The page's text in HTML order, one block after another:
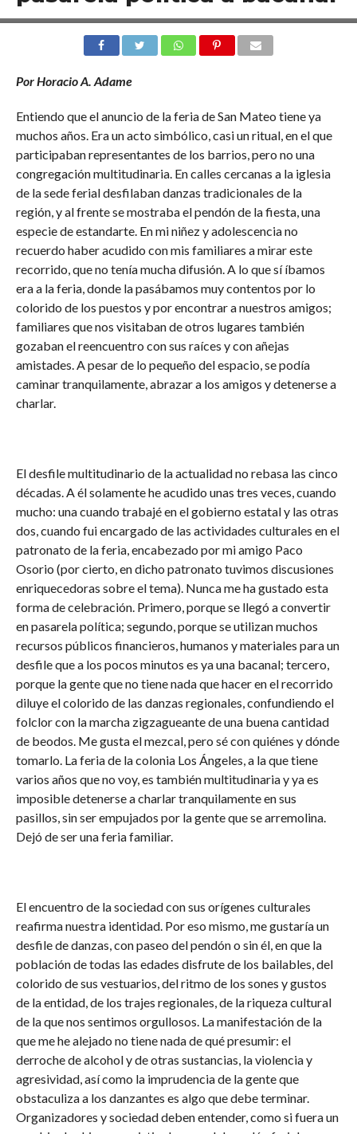
Por Horacio A. Adame
Entiendo que el anuncio de la feria de San Mateo tiene ya
muchos años. Era un acto simbólico, casi un ritual, en el que
participaban representantes de los barrios, pero no una
congregación multitudinaria. En calles cercanas a la iglesia
de la sede ferial desfilaban danzas tradicionales de la
región, y al frente se mostraba el pendón de la fiesta, una
especie de estandarte. En mi niñez y adolescencia no
recuerdo haber acudido con mis familiares a mirar este
recorrido, que no tenía mucha difusión. A lo que sí íbamos
era a la feria, donde la pasábamos muy contentos por lo
colorido de los puestos y por encontrar a nuestros amigos;
familiares que nos visitaban de otros lugares también
gozaban el reencuentro con sus raíces y con añejas
amistades. A pesar de lo pequeño del espacio, se podía
caminar tranquilamente, abrazar a los amigos y detenerse a
charlar.
El desfile multitudinario de la actualidad no rebasa las cinco
décadas. A él solamente he acudido unas tres veces, cuando
mucho: una cuando trabajé en el gobierno estatal y las otras
dos, cuando fui encargado de las actividades culturales en el
patronato de la feria, encabezado por mi amigo Paco
Osorio (por cierto, en dicho patronato tuvimos discusiones
enriquecedoras sobre el tema). Nunca me ha gustado esta
forma de celebración. Primero, porque se llegó a convertir
en pasarela política; segundo, porque se utilizan muchos
recursos públicos financieros, humanos y materiales para un
desfile que a los pocos minutos es ya una bacanal; tercero,
porque la gente que no tiene nada que hacer en el recorrido
diluye el colorido de las danzas regionales, confundiendo el
folclor con la marcha zigzagueante de una buena cantidad
de beodos. Me gusta el mezcal, pero sé con quiénes y dónde
tomarlo. La feria de la colonia Los Ángeles, a la que tiene
varios años que no voy, es también multitudinaria y ya es
imposible detenerse a charlar tranquilamente en sus
pasillos, sin ser empujados por la gente que se arremolina.
Dejó de ser una feria familiar.
El encuentro de la sociedad con sus orígenes culturales
reafirma nuestra identidad. Por eso mismo, me gustaría un
desfile de danzas, con paseo del pendón o sin él, en que la
población de todas las edades disfrute de los bailables, del
colorido de sus vestuarios, del ritmo de los sones y gustos
de la entidad, de los trajes regionales, de la riqueza cultural
de la que nos sentimos orgullosos. La manifestación de la
que me he alejado no tiene nada de qué presumir: el
derroche de alcohol y de otras sustancias, la violencia y
agresividad, así como la imprudencia de la gente que
obstaculiza a los danzantes es algo que debe terminar.
Organizadores y sociedad deben entender, como si fuera un